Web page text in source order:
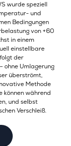
wurde speziell
und
Bedingungen
von +60
in einem
einstellbare
der
ohne Umlagerung
überströmt,
Methode
können während
und selbst
Verschleiß.